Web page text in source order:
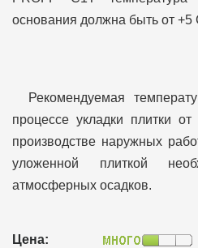
основания должна быть от +5
Рекомендуемая
процессе укладки плитки
производстве наружных
уложенной плиткой
атмосферных осадков.
Цена: